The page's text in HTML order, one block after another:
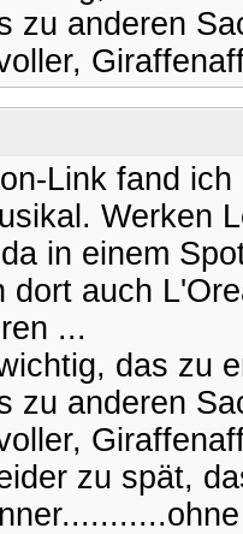
zu anderen
Link fand
Werken
in einem
dort auch
...
das zu
zu anderen
zu spät,